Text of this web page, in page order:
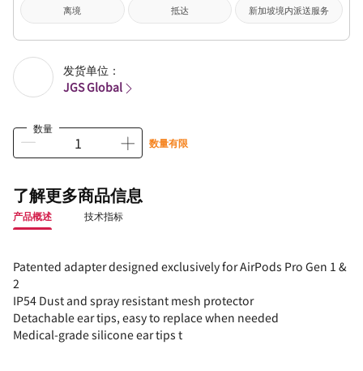
离境 抵达 新加坡境内派送服务
发货单位：
JGS Global
数量
数量有限
了解更多商品信息
产品概述 技术指标
Patented adapter designed exclusively for AirPods Pro Gen 1 &
2
IP54 Dust and spray resistant mesh protector
Detachable ear tips, easy to replace when needed
Medical-grade silicone ear tips t